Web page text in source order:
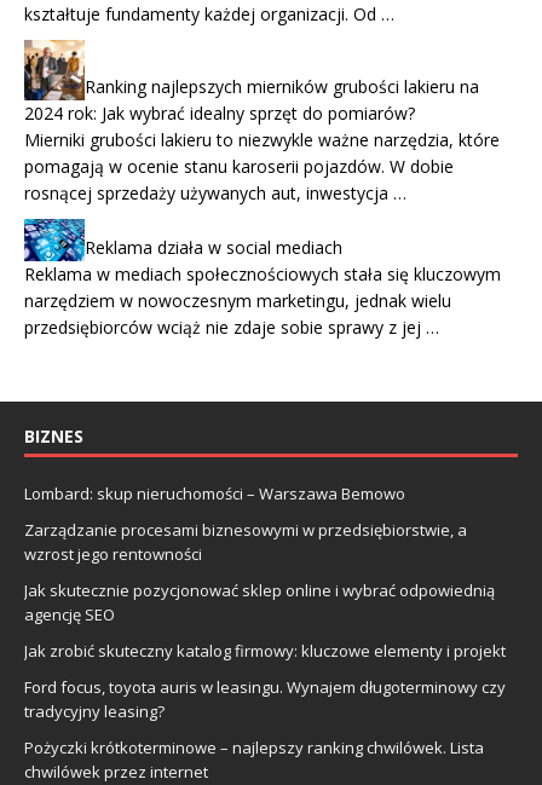
kształtuje fundamenty każdej organizacji. Od …
Ranking najlepszych mierników grubości lakieru na
2024 rok: Jak wybrać idealny sprzęt do pomiarów?
Mierniki grubości lakieru to niezwykle ważne narzędzia, które
pomagają w ocenie stanu karoserii pojazdów. W dobie
rosnącej sprzedaży używanych aut, inwestycja …
Reklama działa w social mediach
Reklama w mediach społecznościowych stała się kluczowym
narzędziem w nowoczesnym marketingu, jednak wielu
przedsiębiorców wciąż nie zdaje sobie sprawy z jej …
BIZNES
Lombard: skup nieruchomości – Warszawa Bemowo
Zarządzanie procesami biznesowymi w przedsiębiorstwie, a
wzrost jego rentowności
Jak skutecznie pozycjonować sklep online i wybrać odpowiednią
agencję SEO
Jak zrobić skuteczny katalog firmowy: kluczowe elementy i projekt
Ford focus, toyota auris w leasingu. Wynajem długoterminowy czy
tradycyjny leasing?
Pożyczki krótkoterminowe – najlepszy ranking chwilówek. Lista
chwilówek przez internet